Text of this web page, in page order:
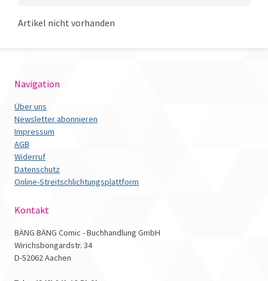
Artikel nicht vorhanden
Navigation
Über uns
Newsletter abonnieren
Impressum
AGB
Widerruf
Datenschutz
Online-Streitschlichtungsplattform
Kontakt
BÄNG BÄNG Comic - Buchhandlung GmbH
Wirichsbongardstr. 34
D-52062 Aachen